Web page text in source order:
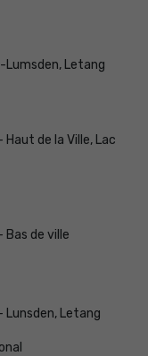
Letang
de la Ville, Lac
de ville
Letang